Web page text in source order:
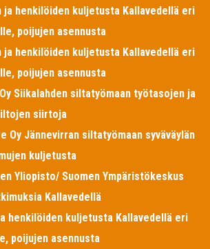
ja henkilöiden kuljetusta Kallavedellä eri
poijujen asennusta
ja henkilöiden kuljetusta Kallavedellä eri
poijujen asennusta
Siikalahden siltatyömaan työtasojen ja
siirtoja
Oy Jännevirran siltatyömaan syväväylän
kuljetusta
Yliopisto/ Suomen Ympäristökeskus
Kallavedellä
henkilöiden kuljetusta Kallavedellä eri
poijujen asennusta